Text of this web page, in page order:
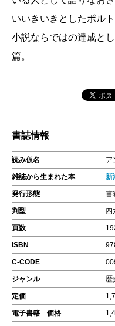
いいきいきとしたポル
小説ならではの達成と
篇。
書誌情報
読み仮名 ア
雑誌から生まれた本 新
発行形態 書
判型 四
頁数
ISBN
C-CODE
ジャンル 歴
定価
電子書籍 価格